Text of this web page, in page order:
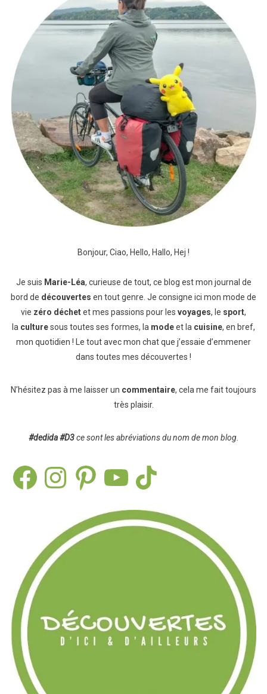
Bonjour, Ciao, Hello, Hallo, Hej !
Je suis Marie-Léa, curieuse de tout, ce blog est mon journal de
bord de découvertes en tout genre. Je consigne ici mon mode de
vie zéro déchetet mes passions pour les voyages, le sport,
la culturesous toutes ses formes, la modeet la cuisine, en bref,
mon quotidien ! Le tout avec mon chat que j’essaie d’emmener
dans toutes mes découvertes !
N’hésitez pas à me laisser un commentaire, cela me fait toujours
très plaisir.
#dedida #D3ce sont les abréviations du nom de mon blog.
FacebookInstagramPinterest TikTok